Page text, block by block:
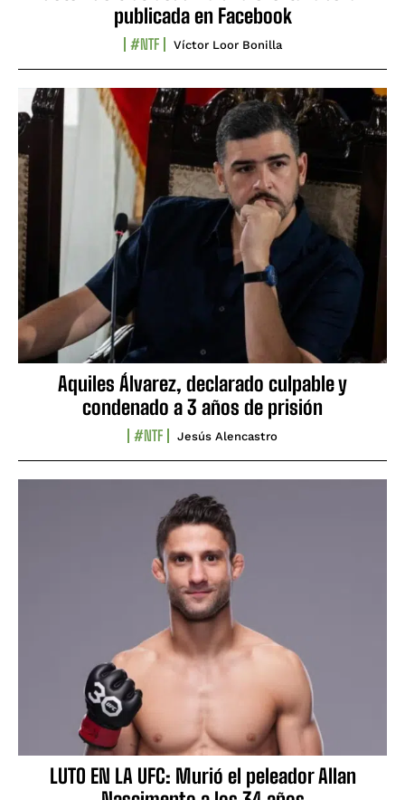
publicada en Facebook
#NTF Víctor Loor Bonilla
Aquiles Álvarez, declarado culpable y
condenado a 3 años de prisión
#NTF Jesús Alencastro
LUTO EN LA UFC: Murió el peleador Allan